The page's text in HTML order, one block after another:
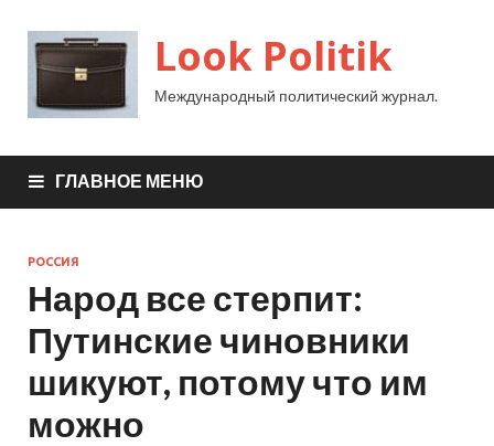
Look Politik
Международный политический журнал.
ГЛАВНОЕ МЕНЮ
РОССИЯ
Народ все стерпит:
Путинские чиновники
шикуют, потому что им
можно